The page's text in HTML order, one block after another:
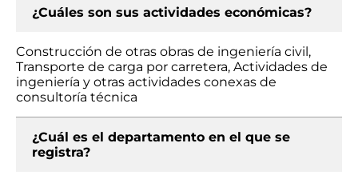
¿Cuáles son sus actividades económicas?
Construcción de otras obras de ingeniería civil,
Transporte de carga por carretera, Actividades de
ingeniería y otras actividades conexas de
consultoría técnica
¿Cuál es el departamento en el que se
registra?